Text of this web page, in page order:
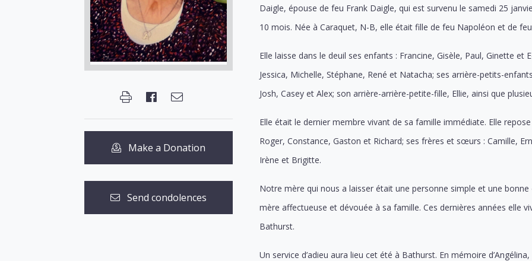
Make a Donation
Send condolences
Daigle, épouse de feu Frank Daigle, qui est survenu le samedi 25
10 mois. Née à Caraquet, N-B, elle était fille de feu Napoléon et de
Elle laisse dans le deuil ses enfants : Francine, Gisèle, Paul, Ginette et
Jessica, Michelle, Stéphane, René et Natacha; ses arrière-petits-
Josh, Casey et Alex; son arrière-arrière-petite-fille, Ellie, ainsi que
Elle était le dernier membre vivant de sa famille immédiate. Elle
Roger, Constance, Gaston et Richard; ses frères et sœurs : Camille,
Irène et Brigitte.
Notre mère qui nous a laisser était une personne simple et une
mère affectueuse et dévouée à sa famille. Ces dernières années elle
Bathurst.
Un service d’adieu aura lieu cet été à Bathurst. En mémoire